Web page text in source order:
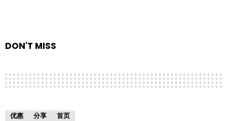
DON'T MISS
优惠 分享 首页